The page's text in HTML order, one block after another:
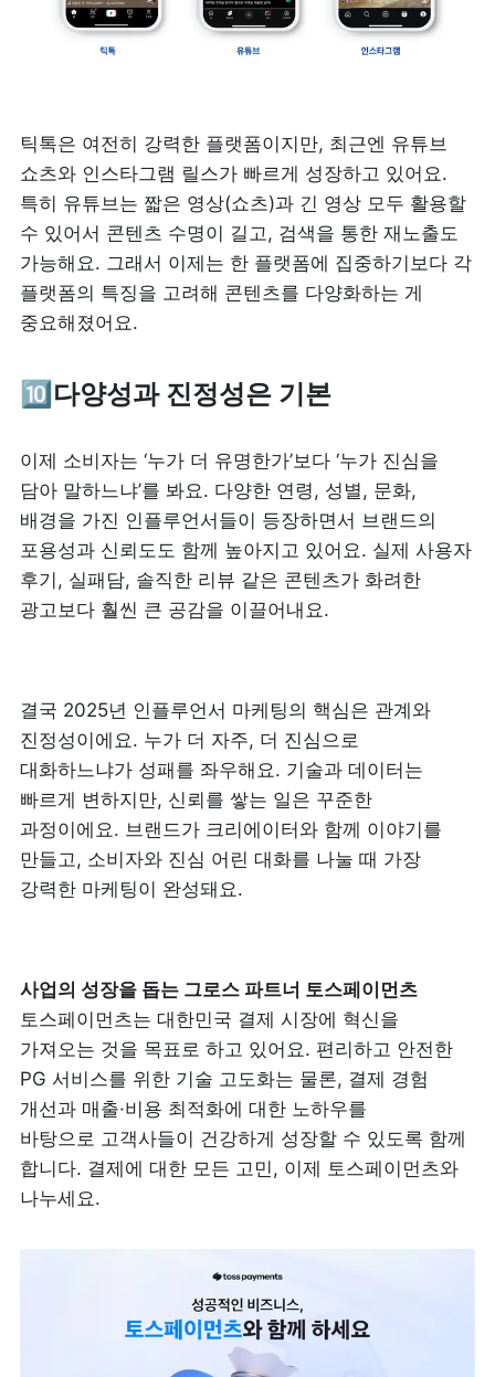
틱톡은 여전히 강력한 플랫폼이지만, 최근엔 유튜브
쇼츠와 인스타그램 릴스가 빠르게 성장하고 있어요.
특히 유튜브는 짧은 영상(쇼츠)과 긴 영상 모두 활용할
수 있어서 콘텐츠 수명이 길고, 검색을 통한 재노출도
가능해요. 그래서 이제는 한 플랫폼에 집중하기보다 각
플랫폼의 특징을 고려해 콘텐츠를 다양화하는 게
중요해졌어요.
🔟다양성과 진정성은 기본
이제 소비자는 ‘누가 더 유명한가’보다 ‘누가 진심을
담아 말하느냐’를 봐요. 다양한 연령, 성별, 문화,
배경을 가진 인플루언서들이 등장하면서 브랜드의
포용성과 신뢰도도 함께 높아지고 있어요. 실제 사용자
후기, 실패담, 솔직한 리뷰 같은 콘텐츠가 화려한
광고보다 훨씬 큰 공감을 이끌어내요.
결국 2025년 인플루언서 마케팅의 핵심은 관계와
진정성이에요. 누가 더 자주, 더 진심으로
대화하느냐가 성패를 좌우해요. 기술과 데이터는
빠르게 변하지만, 신뢰를 쌓는 일은 꾸준한
과정이에요. 브랜드가 크리에이터와 함께 이야기를
만들고, 소비자와 진심 어린 대화를 나눌 때 가장
강력한 마케팅이 완성돼요.
사업의 성장을 돕는 그로스 파트너 토스페이먼츠
토스페이먼츠는 대한민국 결제 시장에 혁신을
가져오는 것을 목표로 하고 있어요. 편리하고 안전한
PG 서비스를 위한 기술 고도화는 물론, 결제 경험
개선과 매출·비용 최적화에 대한 노하우를
바탕으로 고객사들이 건강하게 성장할 수 있도록 함께
합니다. 결제에 대한 모든 고민, 이제 토스페이먼츠와
나누세요.